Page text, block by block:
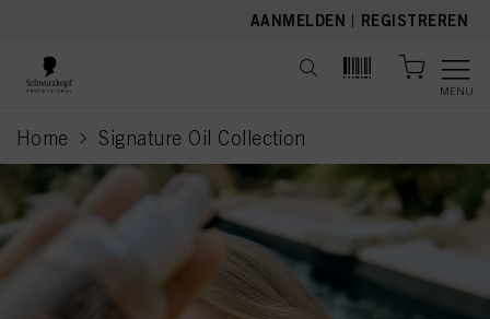
AANMELDEN | REGISTREREN
MENU
Home Signature Oil Collection
current page